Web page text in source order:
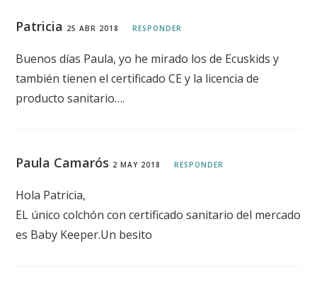
Patricia 25 ABR 2018 RESPONDER
Buenos días Paula, yo he mirado los de Ecuskids y
también tienen el certificado CE y la licencia de
producto sanitario….
Paula Camarós 2 MAY 2018 RESPONDER
Hola Patricia,
EL único colchón con certificado sanitario del mercado
es Baby Keeper.Un besito